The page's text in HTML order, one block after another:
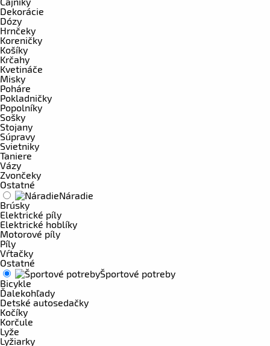
Dekorácie
Dózy
Hrnčeky
Koreničky
Košíky
Krčahy
Kvetináče
Misky
Poháre
Pokladničky
Popolníky
Sošky
Stojany
Súpravy
Svietniky
Taniere
Vázy
Zvončeky
Ostatné
Náradie
Brúsky
Elektrické píly
Elektrické hoblíky
Motorové píly
Píly
Vŕtačky
Ostatné
Športové potreby
Bicykle
Ďalekohľady
Detské autosedačky
Kočíky
Korčule
Lyže
Lyžiarky